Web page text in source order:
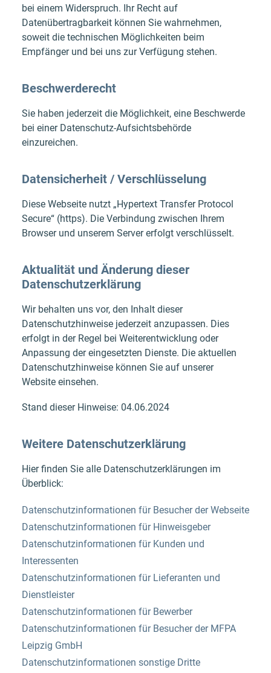
bei einem Widerspruch. Ihr Recht auf
Datenübertragbarkeit können Sie wahrnehmen,
soweit die technischen Möglichkeiten beim
Empfänger und bei uns zur Verfügung stehen.
Beschwerderecht
Sie haben jederzeit die Möglichkeit, eine Beschwerde
bei einer Datenschutz-Aufsichtsbehörde
einzureichen.
Datensicherheit / Verschlüsselung
Diese Webseite nutzt „Hypertext Transfer Protocol
Secure“ (https). Die Verbindung zwischen Ihrem
Browser und unserem Server erfolgt verschlüsselt.
Aktualität und Änderung dieser
Datenschutzerklärung
Wir behalten uns vor, den Inhalt dieser
Datenschutzhinweise jederzeit anzupassen. Dies
erfolgt in der Regel bei Weiterentwicklung oder
Anpassung der eingesetzten Dienste. Die aktuellen
Datenschutzhinweise können Sie auf unserer
Website einsehen.
Stand dieser Hinweise: 04.06.2024
Weitere Datenschutzerklärung
Hier finden Sie alle Datenschutzerklärungen im
Überblick:
Datenschutzinformationen für Besucher der Webseite
Datenschutzinformationen für Hinweisgeber
Datenschutzinformationen für Kunden und
Interessenten
Datenschutzinformationen für Lieferanten und
Dienstleister
Datenschutzinformationen für Bewerber
Datenschutzinformationen für Besucher der MFPA
Leipzig GmbH
Datenschutzinformationen sonstige Dritte